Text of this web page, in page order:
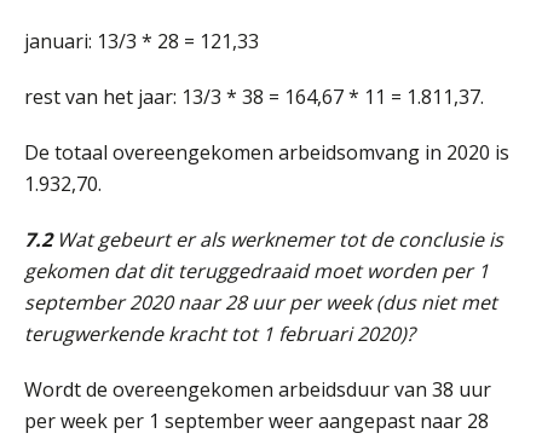
januari: 13/3 * 28 = 121,33
rest van het jaar: 13/3 * 38 = 164,67 * 11 = 1.811,37.
De totaal overeengekomen arbeidsomvang in 2020 is
1.932,70.
7.2Wat gebeurt er als werknemer tot de conclusie is
gekomen dat dit teruggedraaid moet worden per 1
september 2020 naar 28 uur per week (dus niet met
terugwerkende kracht tot 1 februari 2020)?
Wordt de overeengekomen arbeidsduur van 38 uur
per week per 1 september weer aangepast naar 28
AUG
MOCuitgevers
AUG
Summercourse Werkkostenregeling
MOCuitgevers
AUG
MOCuitgevers
25
AUG
Summercourse Internationaal/grensoverschrijdend werken
MOCuitgevers
AUG
Opfriscursus PDL (NIRPA PE)
Markus Verbeek Praehep